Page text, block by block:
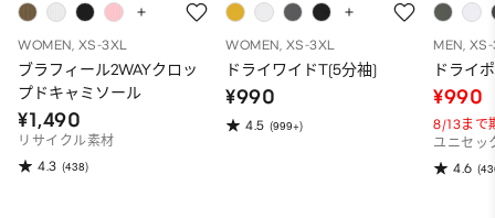
WOMEN, XS-3XL
ブラフィール2WAYクロッ
プドキャミソール
¥1,490
リサイクル素材
4.3 (438)
WOMEN, XS-3XL
ドライワイドT(5分袖)
¥990
4.5 (999+)
MEN,
ドライ
¥990
8/13まで
ユニセッ
4.6